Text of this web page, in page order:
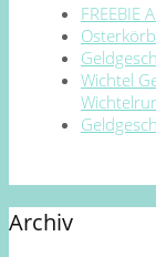
FREEBIE
Wichtel
Archiv